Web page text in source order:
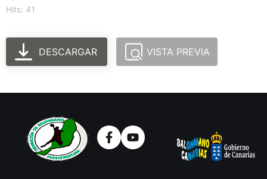
Hits: 41
DESCARGAR VISTA PREVIA